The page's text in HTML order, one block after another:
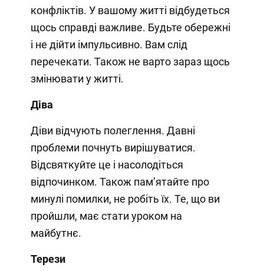
конфліктів. У вашому житті відбудеться
щось справді важливе. Будьте обережні
і не дійти імпульсивно. Вам слід
перечекати. Також не варто зараз щось
змінювати у житті.
Діва
Діви відчують полеглення. Давні
проблеми почнуть вирішуватися.
Відсвяткуйте це і насолодіться
відпочинком. Також пам’ятайте про
минулі помилки, не робіть їх. Те, що ви
пройшли, має стати уроком на
майбутнє.
Терези